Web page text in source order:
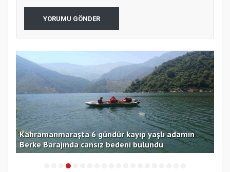
YORUMU GÖNDER
Kahramanmaraşta 6 gündür kayıp yaşlı adamın
Berke Barajında cansız bedeni bulundu